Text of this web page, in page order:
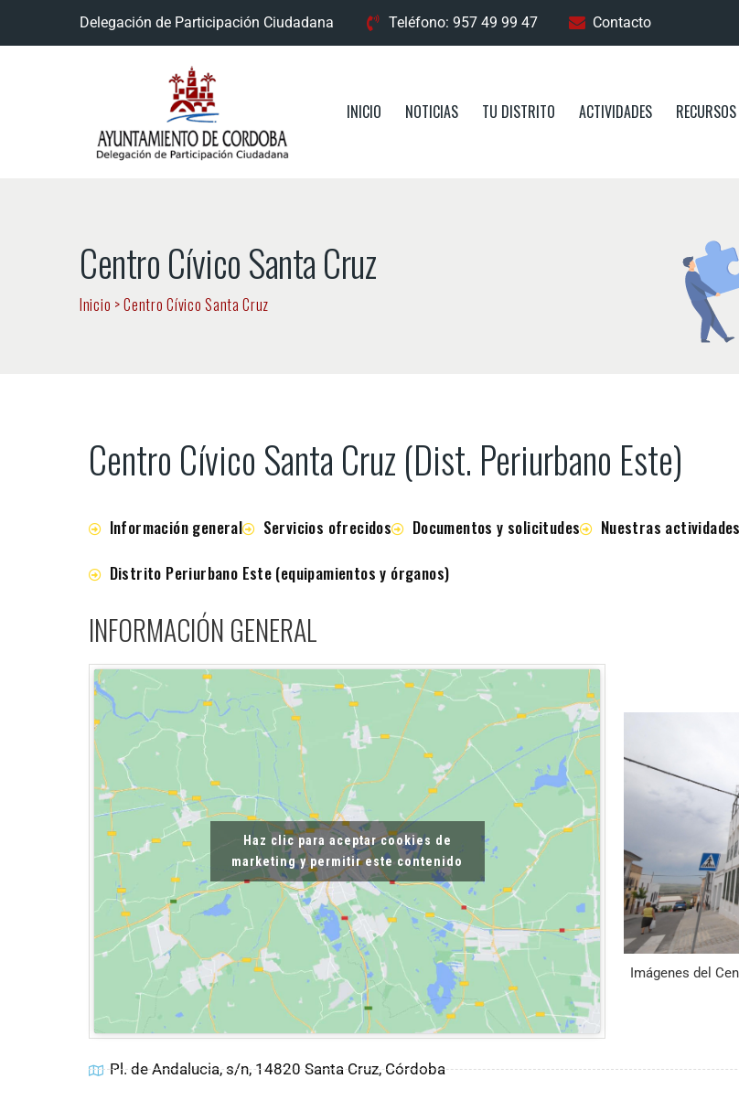
Delegación de Participación Ciudadana Teléfono: 957 49 99 47 Contacto
INICIO NOTICIAS TU DISTRITO ACTIVIDADES RECURSOS
Centro Cívico Santa Cruz
Inicio >Centro Cívico Santa Cruz
Centro Cívico Santa Cruz (Dist. Periurbano Este)
Información general Servicios ofrecidos Documentos y solicitudes Nuestras actividades
Distrito Periurbano Este (equipamientos y órganos)
INFORMACIÓN GENERAL
Haz clic para aceptar cookies de
marketing y permitir este contenido
Imágenes del
Pl. de Andalucia, s/n, 14820 Santa Cruz, Córdoba